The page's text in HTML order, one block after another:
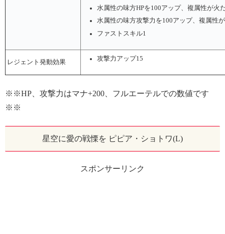
水属性の味方HPを100アップ、複属性が火
水属性の味方攻撃力を100アップ、複属性
ファストスキル1
レジェント発動効果
攻撃力アップ15
※※HP、攻撃力はマナ+200、フルエーテルでの数値です
※※
星空に愛の戦慄を ピピア・ショトワ(L)
スポンサーリンク